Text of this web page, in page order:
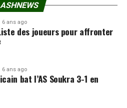
6 ans ago
des joueurs pour affronter
6 ans ago
bat l’AS Soukra 3-1 en